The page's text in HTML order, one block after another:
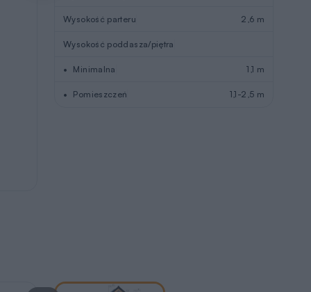
Wysokość parteru 2,6 m
Wysokość poddasza/piętra
Minimalna 1,1 m
Pomieszczeń 1,1-2,5 m